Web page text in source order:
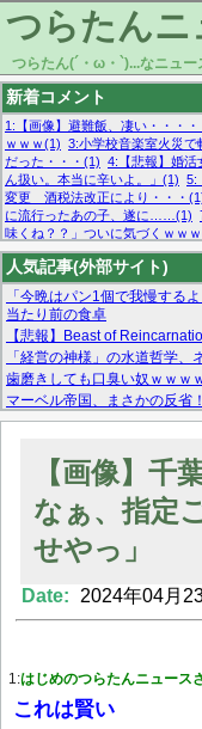
つらたんニ
つらたん(´・ω・`)...なニュ
新着コメント
1:【画像】避難飯、凄い・・・・
ｗｗｗ(1) 3:小学校音楽室火災で
だった・・・(1) 4:【悲報】婚活
ん扱い。本当に辛いよ。」(1) 5:
変更 酒税法改正により・・・
に流行ったあの子、遂に……(1)
味くね？？」ついに気づくｗｗ
る・・・(1) 9:欧州委員長「原
足、限界突破 52%「正社員も
人気記事(外部サイト)
「今晩はパン1個で我慢する
当たり前の食卓
【悲報】Beast of
「経営の神様」の水道哲学
歯磨きしても口臭い奴ｗｗｗ
マーベル帝国、まさかの反省
ニーCEOの「量より質」宣
【モー娘。石田亜佑美】ファ
【画像あり】Facebookとか
Powered by livedoor 相互RSS
【画像】千
なぁ、指定
せやっ」
Date: 2024年04月
1:はじめのつらたんニュース
これは賢い